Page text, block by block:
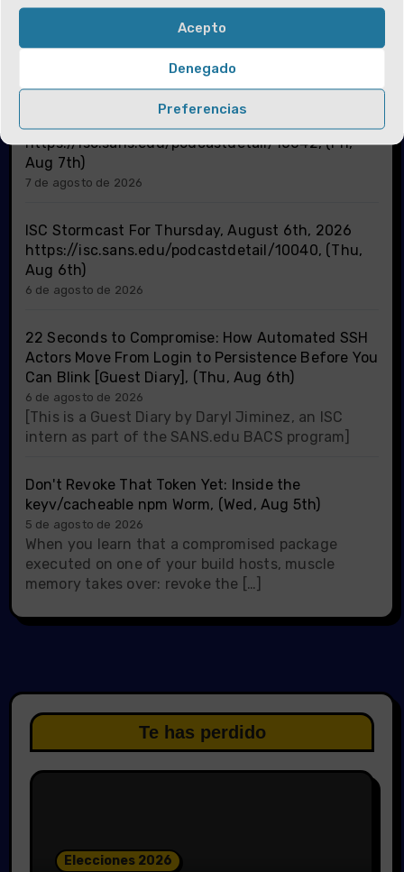
Acepto
Denegado
Preferencias
Gobierno, para su aprobación, la estructura y
organización de los estudios de […]
https://isc.sans.edu/podcastdetail/10042, (Fri,
Aug 7th)
7 de agosto de 2026
ISC Stormcast For Thursday, August 6th, 2026
https://isc.sans.edu/podcastdetail/10040, (Thu,
Aug 6th)
6 de agosto de 2026
22 Seconds to Compromise: How Automated SSH
Actors Move From Login to Persistence Before You
Can Blink [Guest Diary], (Thu, Aug 6th)
6 de agosto de 2026
[This is a Guest Diary by Daryl Jiminez, an ISC
intern as part of the SANS.edu BACS program]
Don't Revoke That Token Yet: Inside the
keyv/cacheable npm Worm, (Wed, Aug 5th)
5 de agosto de 2026
When you learn that a compromised package
executed on one of your build hosts, muscle
memory takes over: revoke the […]
Te has perdido
Elecciones 2026